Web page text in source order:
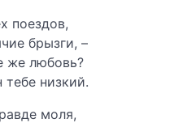
поездов,
брызги, –
же любовь?
низкий.
моля,